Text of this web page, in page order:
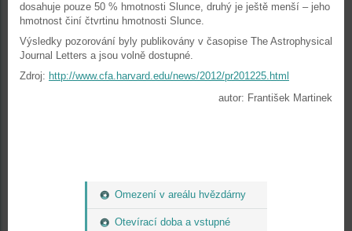
Omezení v areálu hvězdárny
Otevírací doba a vstupné
dosahuje pouze 50 % hmotnosti Slunce, druhý je ještě menší – jeho
hmotnost činí čtvrtinu hmotnosti Slunce.
Výsledky pozorování byly publikovány v časopise The Astrophysical
Journal Letters a jsou volně dostupné.
Zdroj: http://www.cfa.harvard.edu/news/2012/pr201225.html
autor: František Martinek